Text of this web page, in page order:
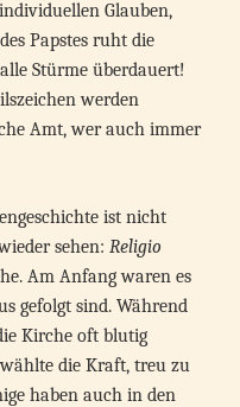
Glauben,
Papstes ruht die
Stürme überdauert!
werden
Amt, wer auch immer
ist nicht
sehen: Religio
Am Anfang waren es
gefolgt sind. Während
Kirche oft blutig
die Kraft, treu zu
haben auch in den